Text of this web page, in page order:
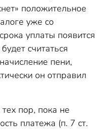
положительное
уже со
уплаты появится
считаться
пени,
он отправил
пор, пока не
платежа (п. 7 ст.